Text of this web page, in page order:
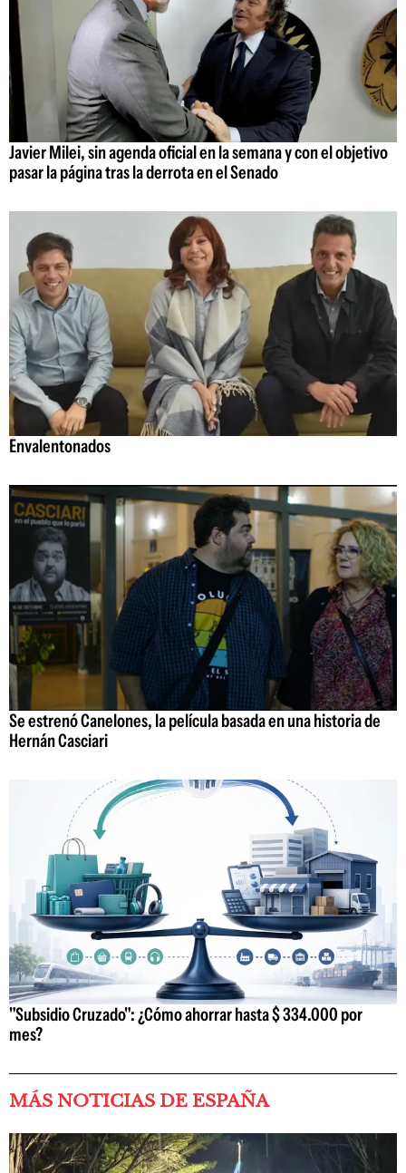
Javier Milei, sin agenda oficial en la semana y con el objetivo
pasar la página tras la derrota en el Senado
Envalentonados
Se estrenó Canelones, la película basada en una historia de
Hernán Casciari
"Subsidio Cruzado": ¿Cómo ahorrar hasta $ 334.000 por
mes?
MÁS NOTICIAS DE ESPAÑA